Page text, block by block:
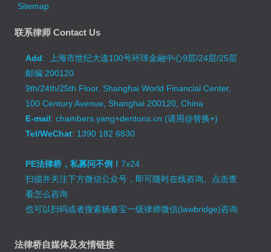
Sitemap
联系律师 Contact Us
Add: 上海市世纪大道100号环球金融中心9层/24层/25层
邮编:200120
9th/24th/25th Floor, Shanghai World Financial Center,
100 Century Avenue, Shanghai 200120, China
E-mail: chambers.yang+dentons.cn (请用@替换+)
Tel/WeChat: 1390 182 6830
PE法律桥，私募问不倒！7x24
扫描并关注下方微信公众号，即可随时在线咨询。 点击查
看怎么咨询
也可以扫码或者搜索杨春宝一级律师微信(lawbridge)咨询
法律桥自媒体及友情链接